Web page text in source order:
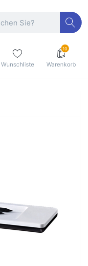
Wunschliste
10
Warenkorb